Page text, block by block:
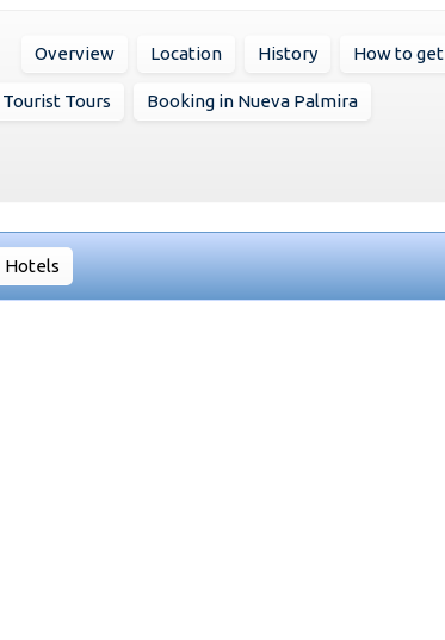
Overview Location History How to get
Tourist Tours Booking in Nueva Palmira
Hotels